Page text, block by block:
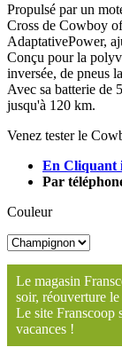
Propulsé par un
Cross de Cowboy
AdaptativePower,
Conçu pour la
inversée, de pneus
Avec sa batterie de
jusqu'à 120 km.
Venez tester le
En Cliquant
Par
Couleur
Le magasin
soir, réouverture
Le site Franscoop
vacances !